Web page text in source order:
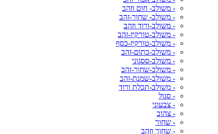
- משולב- חום וזהב
- משולב- שחור-זהב
- משולב-ורוד וזהב
- משולב-טורקיז-זהב
- משולב-טורקיז-כסף
- משולב-כתום-זהב
- משולב-ססגוני
- משולב-שחור-זהב
- משולב-שמנת-זהב
- משולב-תכלת ורוד
- סגול
- צבעוני
- צהוב
- שחור
- שחור וזהב